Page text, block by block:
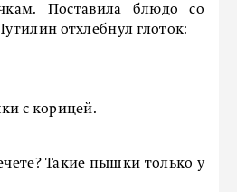
Поставила блюдо со
отхлебнул глоток:
с корицей.
Такие пышки только у